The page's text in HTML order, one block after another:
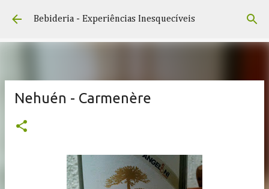
Pular para o conteúdo principal
Bebideria - Experiências Inesquecíveis
Nehuén - Carmenère